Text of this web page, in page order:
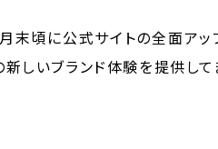
末頃に公式サイトの全面アッ
しいブランド体験を提供して